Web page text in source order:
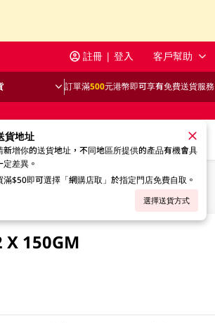
註冊 | 登入 客戶幫助
訂單滿500元港幣即可享有免費送貨服務
貨地址
新增你的送貨地址，不同地區所提供的產品有機會具
定差異。
滿$50即可選擇「網購店取」於指定門店免費自取。
選擇送貨方式
X 150GM